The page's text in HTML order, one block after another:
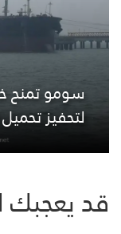
سومو تمنح
لتحفيز
قد يعجبك